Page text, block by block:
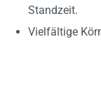
Standzeit.
Vielfältige